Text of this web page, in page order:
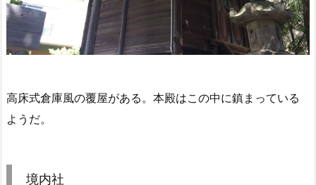
高床式倉庫風の覆屋がある。本殿はこの中に鎮まっている
ようだ。
境内社